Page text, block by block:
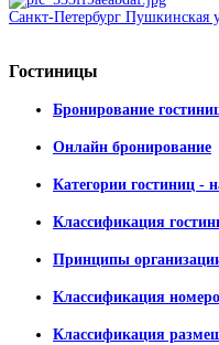
Санкт-Петербург Пушкинская
Гостиницы
Бронирование
Онлайн бронирование
Категории гостиниц -
Классификация
Принципы
Классификация
Классификация